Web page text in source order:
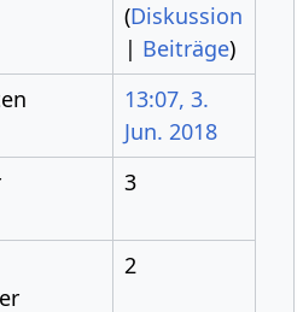
(Diskussion
| Beiträge)
13:07, 3.
Jun. 2018
3
2